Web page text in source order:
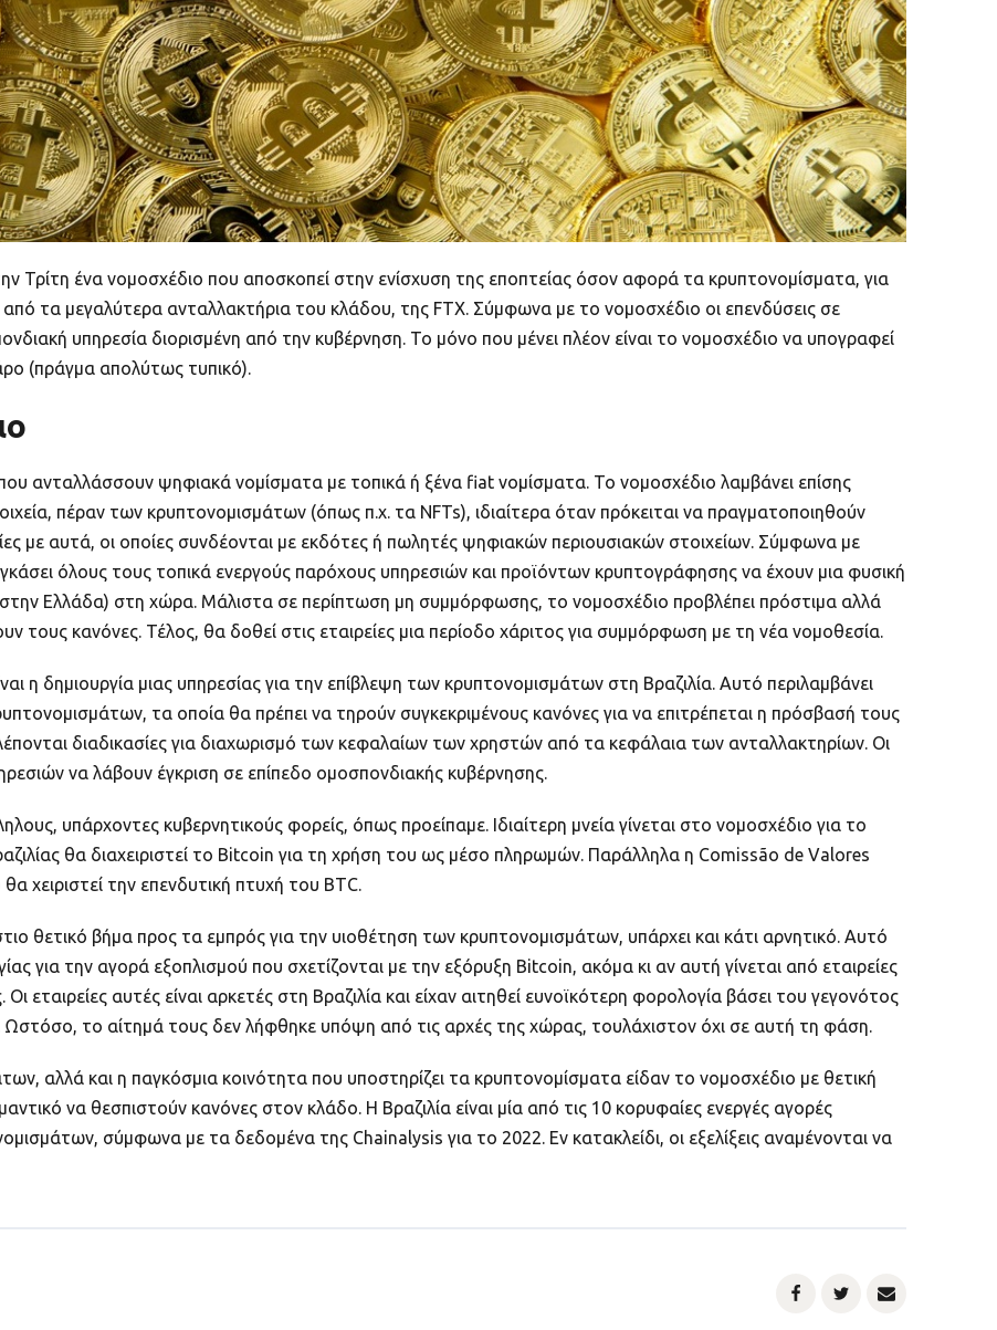
Τρίτη ένα νομοσχέδιο που αποσκοπεί στην ενίσχυση της εποπτείας όσον αφορά τα κρυπτονομίσματα, για
τα μεγαλύτερα ανταλλακτήρια του κλάδου, της FTX. Σύμφωνα με το νομοσχέδιο οι επενδύσεις σε
υπηρεσία διορισμένη από την κυβέρνηση. Το μόνο που μένει πλέον είναι το νομοσχέδιο να υπογραφεί
(πράγμα απολύτως τυπικό).
ανταλλάσσουν ψηφιακά νομίσματα με τοπικά ή ξένα fiat νομίσματα. Το νομοσχέδιο λαμβάνει επίσης
πέραν των κρυπτονομισμάτων (όπως π.χ. τα NFTs), ιδιαίτερα όταν πρόκειται να πραγματοποιηθούν
με αυτά, οι οποίες συνδέονται με εκδότες ή πωλητές ψηφιακών περιουσιακών στοιχείων. Σύμφωνα με
όλους τους τοπικά ενεργούς παρόχους υπηρεσιών και προϊόντων κρυπτογράφησης να έχουν μια φυσική
Ελλάδα) στη χώρα. Μάλιστα σε περίπτωση μη συμμόρφωσης, το νομοσχέδιο προβλέπει πρόστιμα αλλά
τους κανόνες. Τέλος, θα δοθεί στις εταιρείες μια περίοδο χάριτος για συμμόρφωση με τη νέα νομοθεσία.
η δημιουργία μιας υπηρεσίας για την επίβλεψη των κρυπτονομισμάτων στη Βραζιλία. Αυτό περιλαμβάνει
τα οποία θα πρέπει να τηρούν συγκεκριμένους κανόνες για να επιτρέπεται η πρόσβασή τους
διαδικασίες για διαχωρισμό των κεφαλαίων των χρηστών από τα κεφάλαια των ανταλλακτηρίων. Οι
να λάβουν έγκριση σε επίπεδο ομοσπονδιακής κυβέρνησης.
υπάρχοντες κυβερνητικούς φορείς, όπως προείπαμε. Ιδιαίτερη μνεία γίνεται στο νομοσχέδιο για το
θα διαχειριστεί το Bitcoin για τη χρήση του ως μέσο πληρωμών. Παράλληλα η Comissão de Valores
χειριστεί την επενδυτική πτυχή του BTC.
θετικό βήμα προς τα εμπρός για την υιοθέτηση των κρυπτονομισμάτων, υπάρχει και κάτι αρνητικό. Αυτό
για την αγορά εξοπλισμού που σχετίζονται με την εξόρυξη Bitcoin, ακόμα κι αν αυτή γίνεται από εταιρείες
εταιρείες αυτές είναι αρκετές στη Βραζιλία και είχαν αιτηθεί ευνοϊκότερη φορολογία βάσει του γεγονότος
Ωστόσο, το αίτημά τους δεν λήφθηκε υπόψη από τις αρχές της χώρας, τουλάχιστον όχι σε αυτή τη φάση.
αλλά και η παγκόσμια κοινότητα που υποστηρίζει τα κρυπτονομίσματα είδαν το νομοσχέδιο με θετική
να θεσπιστούν κανόνες στον κλάδο. Η Βραζιλία είναι μία από τις 10 κορυφαίες ενεργές αγορές
σύμφωνα με τα δεδομένα της Chainalysis για το 2022. Εν κατακλείδι, οι εξελίξεις αναμένονται να